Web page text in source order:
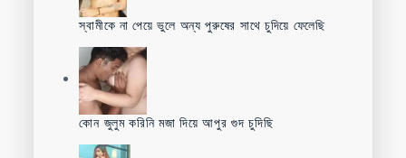
স্বামীকে না পেয়ে ভুলে অন্য পুরুষের সাথে চুদিয়ে ফেলেছি
কোন জুলুম করিনি মজা দিয়ে আপুর গুদ চুদিছি